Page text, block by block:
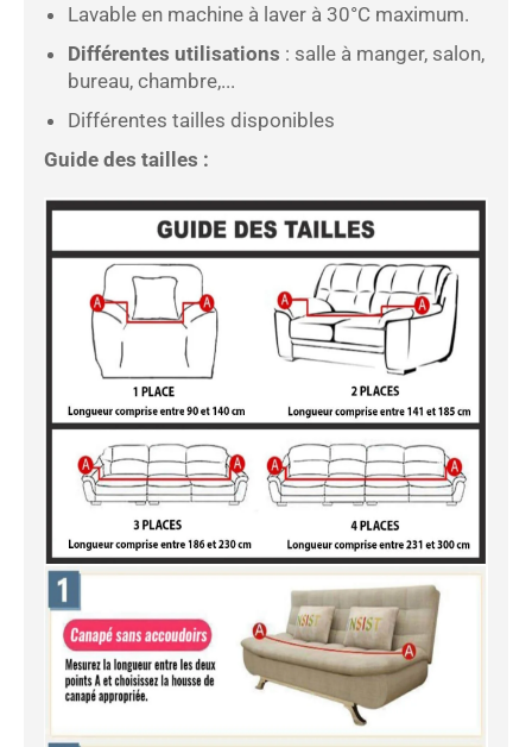
Lavable en machine à laver à 30°C maximum.
Différentes utilisations : salle à manger, salon,
bureau, chambre,...
Différentes tailles disponibles
Guide des tailles :